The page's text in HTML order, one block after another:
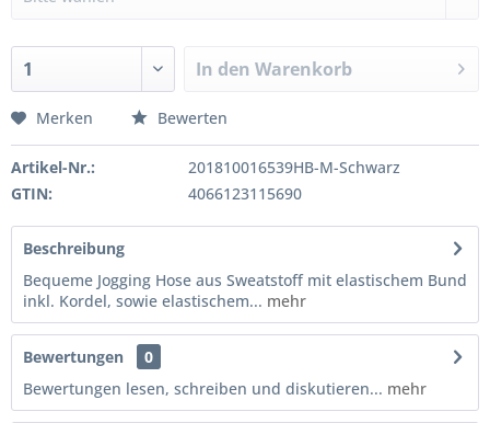
In den Warenkorb
Merken Bewerten
Artikel-Nr.:
201810016539HB-M-Schwarz
GTIN:
4066123115690
Beschreibung
Bequeme Jogging Hose aus Sweatstoff mit elastischem Bund
inkl. Kordel, sowie elastischem... mehr
Bewertungen
0
Bewertungen lesen, schreiben und diskutieren... mehr